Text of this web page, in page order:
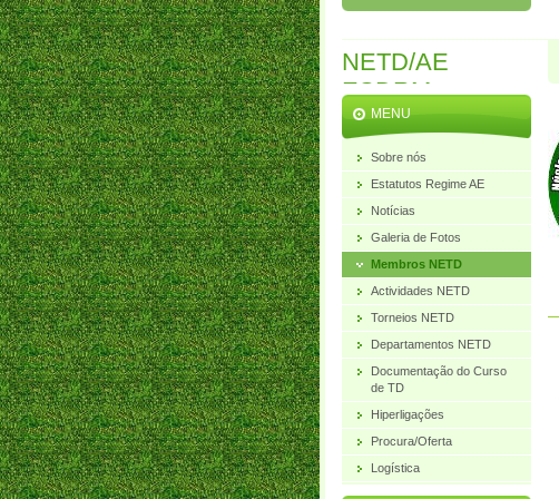
NETD/AE
ESDRM
MENU
Sobre nós
Estatutos Regime AE
Notícias
Galeria de Fotos
Membros NETD
Actividades NETD
Torneios NETD
Departamentos NETD
Documentação do Curso
de TD
Hiperligações
Procura/Oferta
Logística